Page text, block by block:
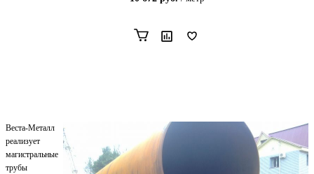
Веста-Металл
реализует
магистральные
трубы